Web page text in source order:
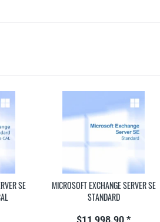
SE
MICROSOFT EXCHANGE SERVER SE
STANDARD